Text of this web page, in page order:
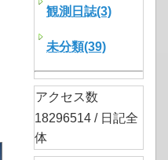
観測日誌(3)
未分類(39)
アクセス数
18296514 / 日記全
体